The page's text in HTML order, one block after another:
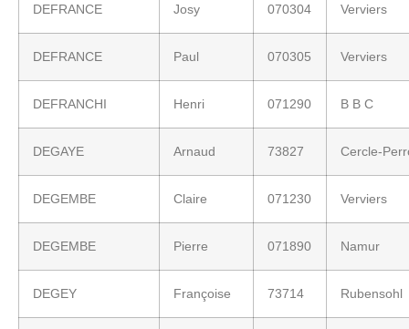
DEFRANCE Josy 070304 Verviers
DEFRANCE Paul 070305 Verviers
DEFRANCHI Henri 071290 B B C
DEGAYE Arnaud 73827 Cercle-
DEGEMBE Claire 071230 Verviers
DEGEMBE Pierre 071890 Namur
DEGEY Françoise 73714 Rubensohl